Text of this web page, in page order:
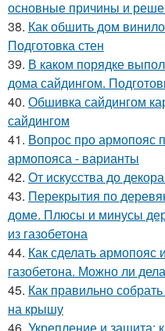
основные причины и
38. Как обшить дом
Подготовка стен
39. В каком порядке
дома сайдингом.
40. Обшивка сайдингом
сайдингом
41. Вопрос про армопояс
армопояса - варианты
42. От искусства до
43. Перекрытия по
доме. Плюсы и минусы
из газобетона
44. Как сделать армопояс
газобетона. Можно ли
45. Как правильно
на крышу
46. Укрепление и защита: